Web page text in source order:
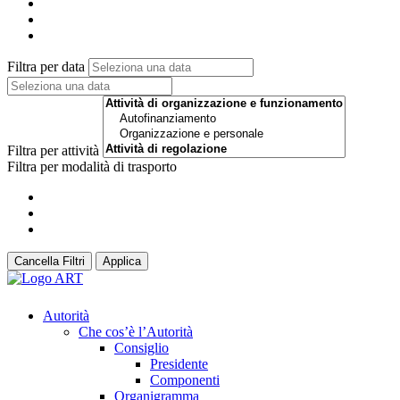
Filtra per data
Filtra per attività
Filtra per modalità di trasporto
Cancella Filtri Applica
Autorità
Che cos’è l’Autorità
Consiglio
Presidente
Componenti
Organigramma